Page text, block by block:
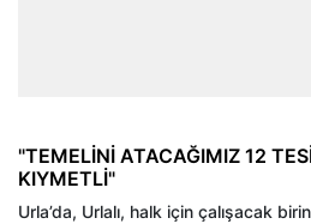
"TEMELİNİ ATACAĞIMIZ 12
KIYMETLİ"
Urla’da, Urlalı, halk için çalışacak